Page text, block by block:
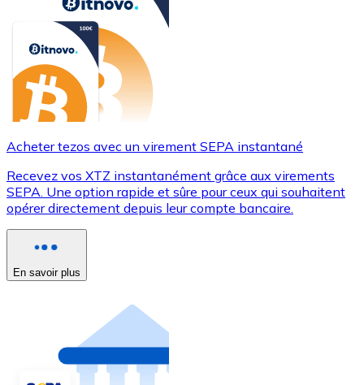
Acheter tezos avec un virement SEPA instantané
Recevez vos XTZ instantanément grâce aux virements
SEPA. Une option rapide et sûre pour ceux qui souhaitent
opérer directement depuis leur compte bancaire.
En savoir plus